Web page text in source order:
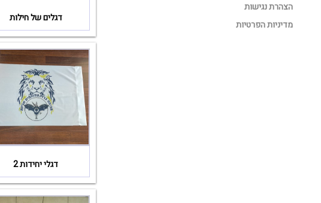
דגלים של חילות
דגלי יחידות 2
הצהרת נגישות
מדיניות הפרטיות